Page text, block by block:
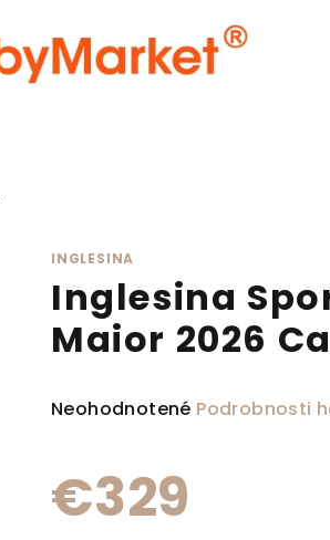
INGLESINA
Inglesina
Maior 2026
Priemerné hodnotenie
Neohodnotené Podrobnosti
€329